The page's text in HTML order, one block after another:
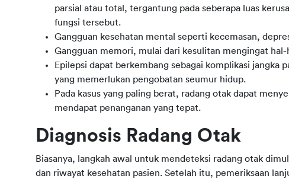
parsial atau total, tergantung pada seberapa luas
fungsi tersebut.
Gangguan kesehatan mental seperti kecemasan,
Gangguan memori, mulai dari kesulitan mengingat
Epilepsi dapat berkembang sebagai komplikasi jangka
yang memerlukan pengobatan seumur hidup.
Pada kasus yang paling berat, radang otak dapat
mendapat penanganan yang tepat.
Diagnosis Radang Otak
Biasanya, langkah awal untuk mendeteksi radang otak
dan riwayat kesehatan pasien. Setelah itu, pemeriksaan